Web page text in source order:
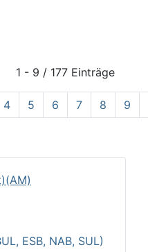
1 - 9 / 177 Einträge
4 5 6 7 8 9
ESB, NAB, SUL)